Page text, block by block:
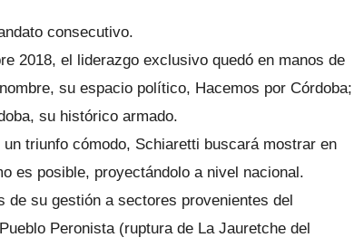
consecutivo.
2018, el liderazgo exclusivo quedó en manos de
su espacio político, Hacemos por Córdoba;
su histórico armado.
triunfo cómodo, Schiaretti buscará mostrar en
es posible, proyectándolo a nivel nacional.
de su gestión a sectores provenientes del
Peronista (ruptura de La Jauretche del